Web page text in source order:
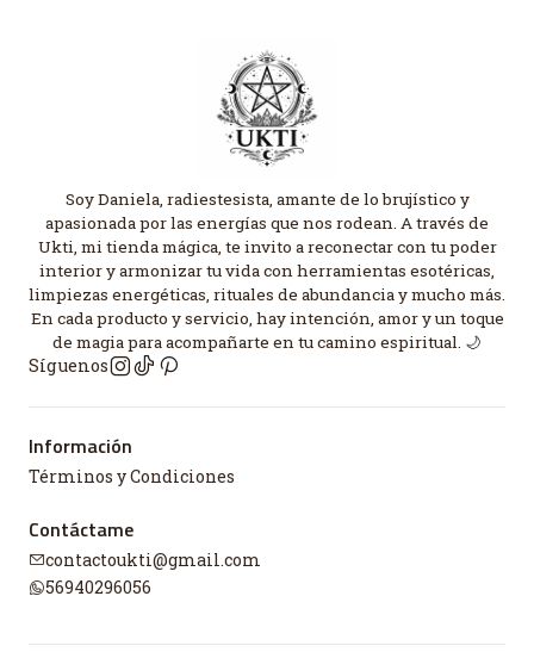
Soy Daniela, radiestesista, amante de lo brujístico y
apasionada por las energías que nos rodean. A través de
Ukti, mi tienda mágica, te invito a reconectar con tu poder
interior y armonizar tu vida con herramientas esotéricas,
limpiezas energéticas, rituales de abundancia y mucho más.
En cada producto y servicio, hay intención, amor y un toque
de magia para acompañarte en tu camino espiritual. 🌙
Síguenos
Información
Términos y Condiciones
Contáctame
contactoukti@gmail.com
56940296056